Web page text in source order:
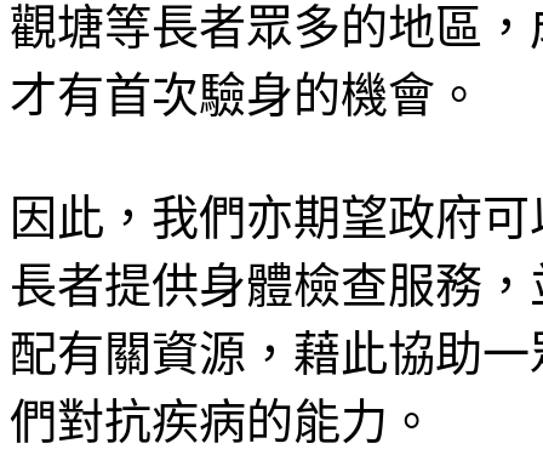
觀塘等長者眾多的地區
才有首次驗身的機會。
因此，我們亦期望政府
長者提供身體檢查服務
配有關資源，藉此協助
們對抗疾病的能力。